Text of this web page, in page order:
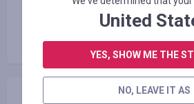
United
YES, SHOW ME THE
NO, LEAVE IT AS